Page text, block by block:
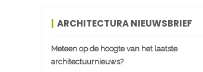
ARCHITECTURA NIEUWSBRIEF
Meteen op de hoogte van het laatste
architectuurnieuws?